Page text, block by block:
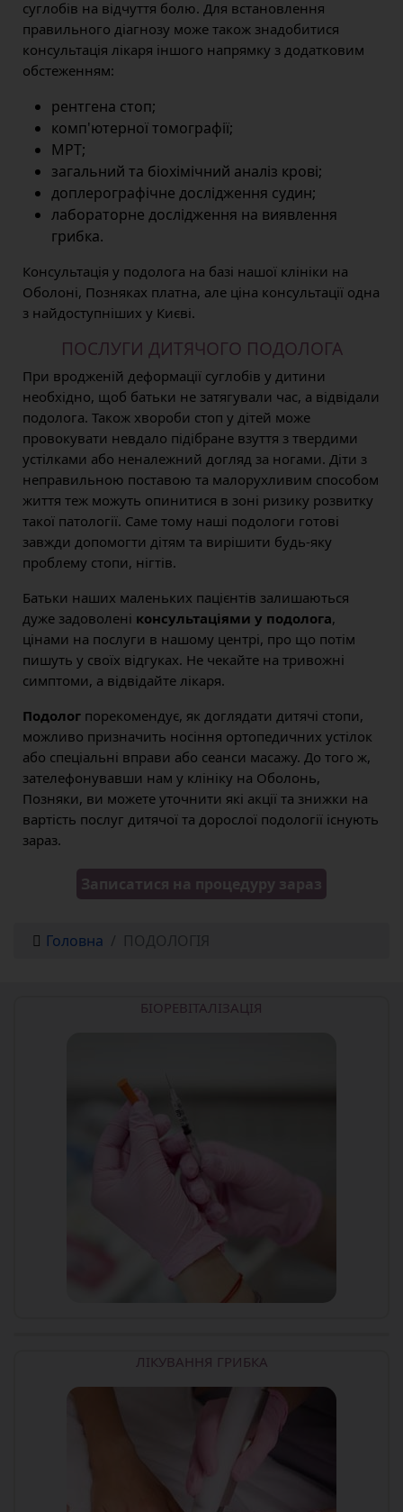
суглобів на відчуття болю. Для встановлення
правильного діагнозу може також знадобитися
консультація лікаря іншого напрямку з додатковим
обстеженням:
рентгена стоп;
комп'ютерної томографії;
МРТ;
загальний та біохімічний аналіз крові;
доплерографічне дослідження судин;
лабораторне дослідження на виявлення
грибка.
Консультація у подолога на базі нашої клініки на
Оболоні, Позняках платна, але ціна консультації одна
з найдоступніших у Києві.
ПОСЛУГИ ДИТЯЧОГО ПОДОЛОГА
При вродженій деформації суглобів у дитини
необхідно, щоб батьки не затягували час, а відвідали
подолога. Також хвороби стоп у дітей може
провокувати невдало підібране взуття з твердими
устілками або неналежний догляд за ногами. Діти з
неправильною поставою та малорухливим способом
життя теж можуть опинитися в зоні ризику розвитку
такої патології. Саме тому наші подологи готові
завжди допомогти дітям та вирішити будь-яку
проблему стопи, нігтів.
Батьки наших маленьких пацієнтів залишаються
дуже задоволені консультаціями у подолога,
цінами на послуги в нашому центрі, про що потім
пишуть у своїх відгуках. Не чекайте на тривожні
симптоми, а відвідайте лікаря.
Подолог порекомендує, як доглядати дитячі стопи,
можливо призначить носіння ортопедичних устілок
або спеціальні вправи або сеанси масажу. До того ж,
зателефонувавши нам у клініку на Оболонь,
Позняки, ви можете уточнити які акції та знижки на
вартість послуг дитячої та дорослої подології існують
зараз.
Записатися на процедуру зараз
Головна ПОДОЛОГІЯ
БІОРЕВІТАЛІЗАЦІЯ
ЛІКУВАННЯ ГРИБКА